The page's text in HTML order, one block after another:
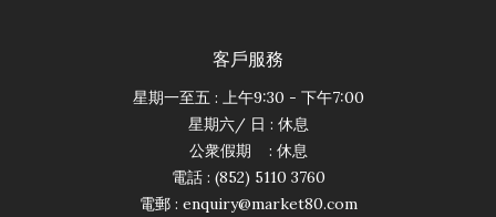
客戶服務
星期一至五 : 上午9:30 - 下午7:00
星期六/ 日 : 休息
公衆假期 : 休息
電話 : (852) 5110 3760
電郵 : enquiry@market80.com